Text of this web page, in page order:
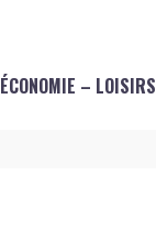
ÉCONOMIE –